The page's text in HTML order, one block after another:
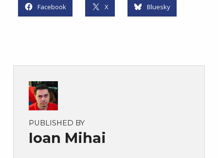
Facebook X Bluesky
PUBLISHED BY
Ioan Mihai